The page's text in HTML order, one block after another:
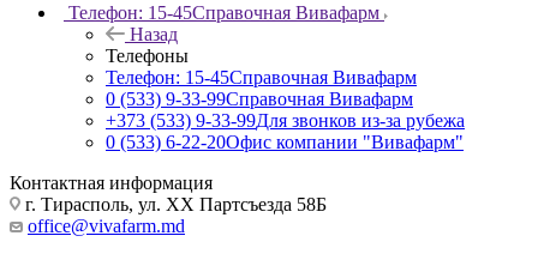
Телефон: 15-45Справочная Вивафарм
Назад
Телефоны
Телефон: 15-45Справочная Вивафарм
0 (533) 9-33-99Справочная Вивафарм
+373 (533) 9-33-99Для звонков из-за рубежа
0 (533) 6-22-20Офис компании "Вивафарм"
Контактная информация
г. Тирасполь, ул. ХХ Партсъезда 58Б
office@vivafarm.md